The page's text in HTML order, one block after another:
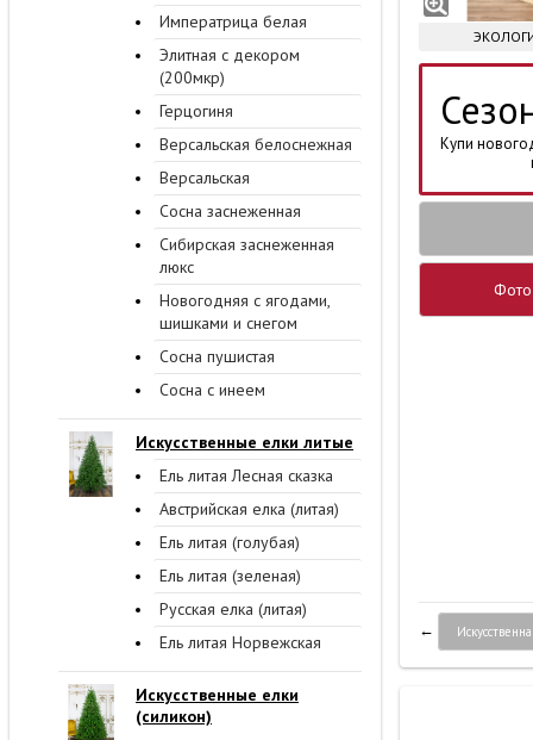
Императрица белая
Элитная с декором
(200мкр)
Герцогиня
Версальская белоснежная
Версальская
Сосна заснеженная
Сибирская заснеженная
люкс
Новогодняя с ягодами,
шишками и снегом
Сосна пушистая
Сосна с инеем
Искусственные елки литые
Ель литая Лесная сказка
Австрийская елка (литая)
Ель литая (голубая)
Ель литая (зеленая)
Русская елка (литая)
Ель литая Норвежская
Искусственные елки
(силикон)
Купи
Фото
←